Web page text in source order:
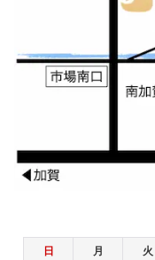
日 月 火